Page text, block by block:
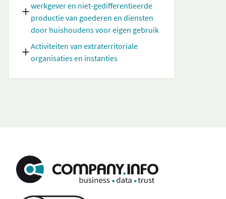
werkgever en niet-gedifferentieerde
productie van goederen en diensten
door huishoudens voor eigen gebruik
Activiteiten van extraterritoriale
organisaties en instanties